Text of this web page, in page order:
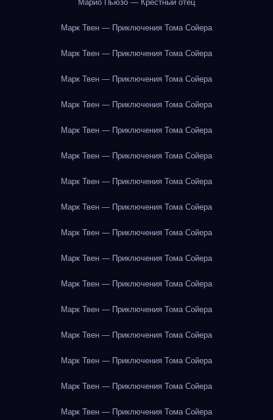
Марио Пьюзо — Крёстный отец
Марк Твен — Приключения Тома Сойера
Марк Твен — Приключения Тома Сойера
Марк Твен — Приключения Тома Сойера
Марк Твен — Приключения Тома Сойера
Марк Твен — Приключения Тома Сойера
Марк Твен — Приключения Тома Сойера
Марк Твен — Приключения Тома Сойера
Марк Твен — Приключения Тома Сойера
Марк Твен — Приключения Тома Сойера
Марк Твен — Приключения Тома Сойера
Марк Твен — Приключения Тома Сойера
Марк Твен — Приключения Тома Сойера
Марк Твен — Приключения Тома Сойера
Марк Твен — Приключения Тома Сойера
Марк Твен — Приключения Тома Сойера
Марк Твен — Приключения Тома Сойера